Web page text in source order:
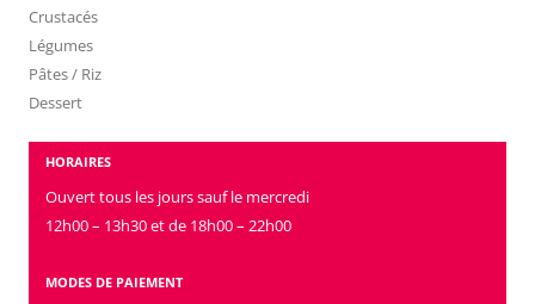
Crustacés
Légumes
Pâtes / Riz
Dessert
HORAIRES
Ouvert tous les jours sauf le mercredi
12h00 – 13h30 et de 18h00 – 22h00
MODES DE PAIEMENT